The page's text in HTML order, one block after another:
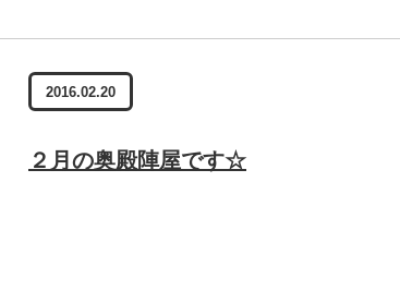
2016.02.20
２月の奥殿陣屋です☆